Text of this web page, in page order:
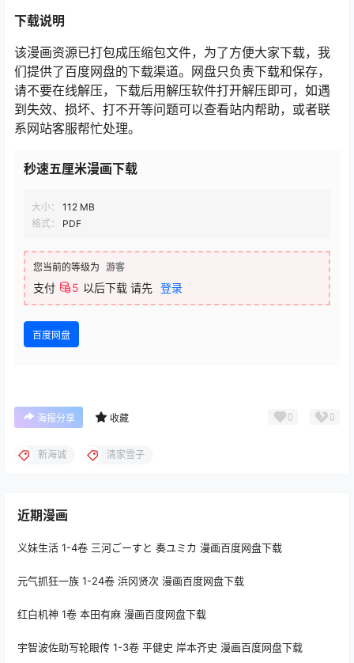
下载说明
该漫画资源已打包成压缩包文件，为了方便大家下载，我
们提供了百度网盘的下载渠道。网盘只负责下载和保存，
请不要在线解压，下载后用解压软件打开解压即可，如遇
到失效、损坏、打不开等问题可以查看站内帮助，或者联
系网站客服帮忙处理。
秒速五厘米漫画下载
大小：
112 MB
格式：
PDF
您当前的等级为 游客
支付 5 以后下载 请先 登录
百度网盘
海报分享 收藏 0 0
新海诚 清家雪子
近期漫画
义妹生活 1-4卷 三河ごーすと 奏ユミカ 漫画百度网盘下载
元气抓狂一族 1-24卷 浜冈贤次 漫画百度网盘下载
红白机神 1卷 本田有麻 漫画百度网盘下载
宇智波佐助写轮眼传 1-3卷 平健史 岸本齐史 漫画百度网盘下载